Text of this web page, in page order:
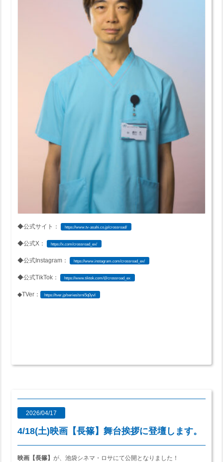
◆公式サイト： https://www.tv-asahi.co.jp/crossroad/
◆公式X ： https://x.com/crossroad_ex/
◆公式Instagram ： https://www.instagram.com/crossroad_ex/
◆公式TikTok ： https://www.tiktok.com/@crossroad_ex
◆TVer ： https://tver.jp/series/srni5q0yvl
2026/04/17
4/18(土)映画【長篠】舞台挨拶に登壇します。
映画【長篠】 が、池袋シネマ・ロサにて公開となりました！